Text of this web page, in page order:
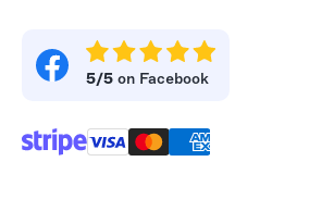
5/5 on Facebook